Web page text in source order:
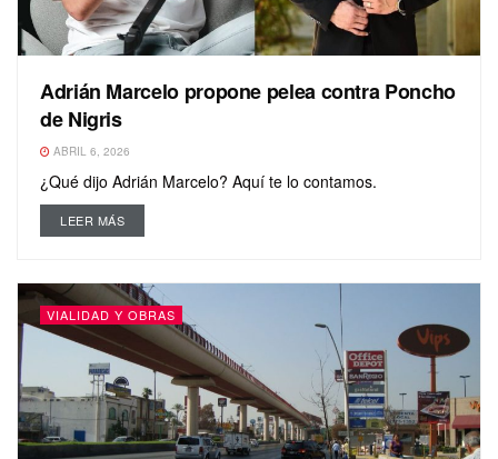
Adrián Marcelo propone pelea contra Poncho
de Nigris
ABRIL 6, 2026
¿Qué dijo Adrián Marcelo? Aquí te lo contamos.
LEER MÁS
VIALIDAD Y OBRAS